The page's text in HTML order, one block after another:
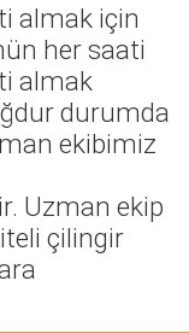
almak için
her saati
almak
durumda
ekibimiz
Uzman ekip
çilingir